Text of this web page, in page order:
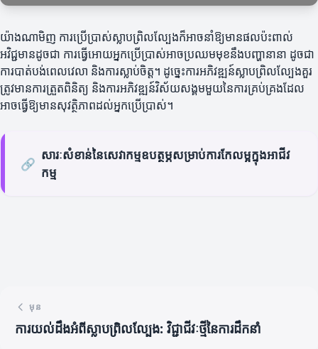
យ៉ាងណាមិញ ការប្រើប្រាស់ស្លាបព្រិលល្បែងក៏អាចនាំឱ្យមានផលប៉ះពាល់
អវិជ្ជមានដូចជា ការធ្វើអោយអ្នកប្រើប្រាស់អាចប្រឈមមុខនឹងបញ្ហានានា ដូចជា
ការបាត់បង់ពេលវេលា និងការស្លាប់ចិត្ត។ ដូច្នេះការអភិវឌ្ឍន៍ស្លាបព្រិលល្បែងគួរ
ត្រូវមានការត្រួតពិនិត្យ និងការអភិវឌ្ឍន៍វិស័យសង្គមមួយនៃការគ្រប់គ្រងដែល
អាចធ្វើឱ្យមានសុវត្ថិភាពដល់អ្នកប្រើប្រាស់។
🔗
សារៈសំខាន់នៃសេវាកម្មឧបត្ថម្ភសម្រាប់ការកែលម្អក្នុងអាជីវ
កម្ម
មុន
ការយល់ដឹងអំពីស្លាបព្រិលល្បែង: វិជ្ជាជីវៈថ្មីនៃការដឹកនាំ